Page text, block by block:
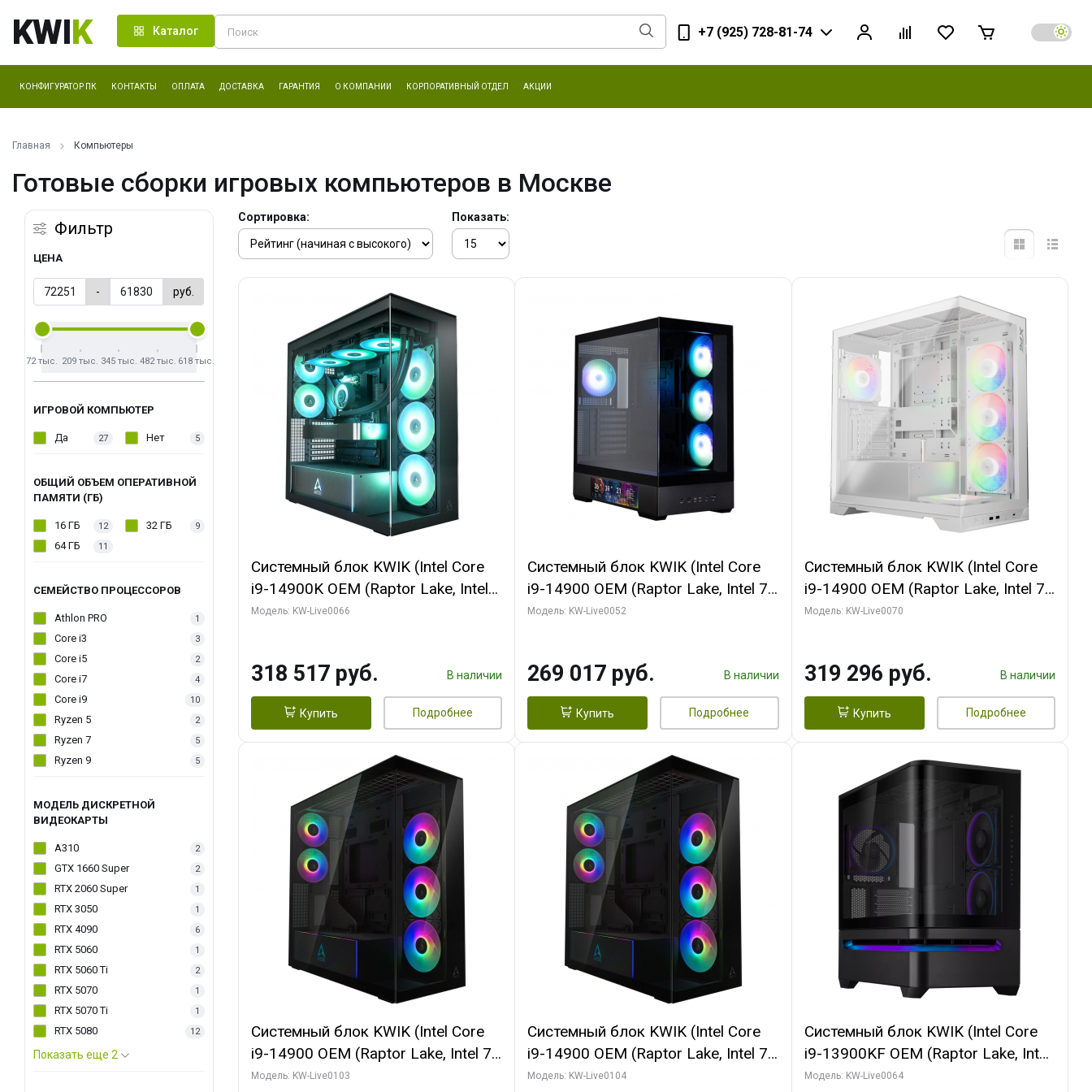
KWIK Каталог +7 (925) 728-81-74
КОНФИГУРАТОР ПК КОНТАКТЫ ОПЛАТА ДОСТАВКА ГАРАНТИЯ О КОМПАНИИ КОРПОРАТИВНЫЙ ОТДЕЛ АКЦИИ
Главная Компьютеры
Готовые сборки игровых компьютеров в Москве
Фильтр
ЦЕНА
- руб.
72 тыс. 209 тыс. 345 тыс. 482 тыс. 618 тыс.
ИГРОВОЙ КОМПЬЮТЕР
Да 27 Нет 5
ОБЩИЙ ОБЪЕМ ОПЕРАТИВНОЙ
ПАМЯТИ (ГБ)
16 ГБ 12 32 ГБ 9
64 ГБ 11
СЕМЕЙСТВО ПРОЦЕССОРОВ
Athlon PRO 1
Core i3 3
Core i5 2
Core i7 4
Core i9 10
Ryzen 5 2
Ryzen 7 5
Ryzen 9 5
МОДЕЛЬ ДИСКРЕТНОЙ
ВИДЕОКАРТЫ
A310 2
GTX 1660 Super 2
RTX 2060 Super 1
RTX 3050 1
RTX 4090 6
RTX 5060 1
RTX 5060 Ti 2
RTX 5070 1
RTX 5070 Ti 1
RTX 5080 12
Показать еще 2
Сортировка: Показать:
Системный блок KWIK (Intel Core
i9-14900K OEM (Raptor Lake, Intel
7, C24 16EC/8PC/ 64 ГБ ОЗУ (2
GDDR7 256bit/ 1 ТБ SSD)
Модель: KW-Live0066
318 517 руб. В наличии
Купить Подробнее
Системный блок KWIK (Intel Core
i9-14900 OEM (Raptor Lake, Intel 7,
C24 16EC/8PC// 64 ГБ ОЗУ (2
256bit 3xDP HD/ 512 ГБ SSD)
Модель: KW-Live0052
269 017 руб. В наличии
Купить Подробнее
Системный блок KWIK (Intel Core
i9-14900 OEM (Raptor Lake, Intel 7,
C24 16EC/8PC// 64 ГБ ОЗУ (2
GDDR7 256bit/ 960 ГБ SSD)
Модель: KW-Live0070
319 296 руб. В наличии
Купить Подробнее
Системный блок KWIK (Intel Core
i9-14900 OEM (Raptor Lake, Intel 7,
C24 16EC/8PC// 64 ГБ ОЗУ (2
Модель: KW-Live0103
Системный блок KWIK (Intel Core
i9-14900 OEM (Raptor Lake, Intel 7,
C24 16EC/8PC// 64 ГБ ОЗУ (2
Модель: KW-Live0104
Системный блок KWIK (Intel Core
i9-13900KF OEM (Raptor Lake, Intel
7, C24 16EC/8P/ 64 ГБ ОЗУ (2
Модель: KW-Live0064